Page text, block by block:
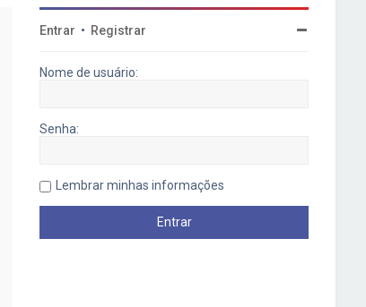
Entrar • Registrar
Nome de usuário:
Senha:
Lembrar minhas informações